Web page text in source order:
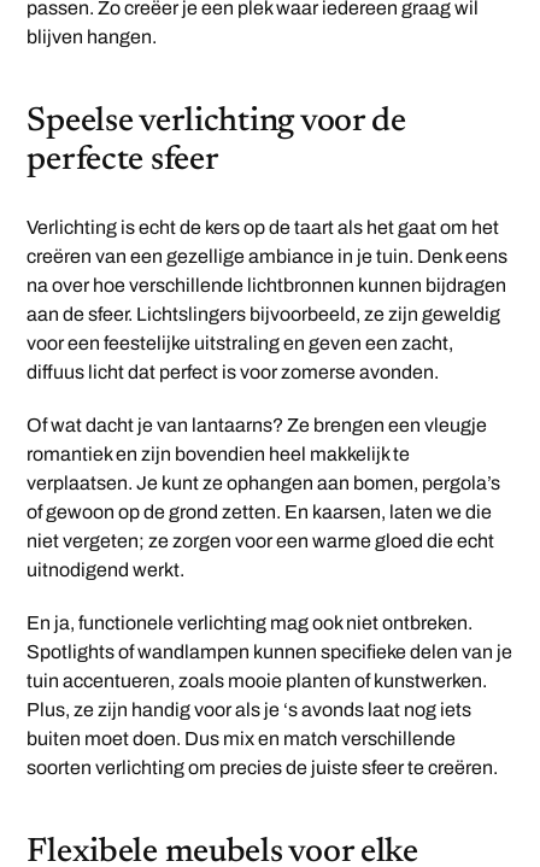
passen. Zo creëer je een plek waar iedereen graag wil
blijven hangen.
Speelse verlichting voor de
perfecte sfeer
Verlichting is echt de kers op de taart als het gaat om het
creëren van een gezellige ambiance in je tuin. Denk eens
na over hoe verschillende lichtbronnen kunnen bijdragen
aan de sfeer. Lichtslingers bijvoorbeeld, ze zijn geweldig
voor een feestelijke uitstraling en geven een zacht,
diffuus licht dat perfect is voor zomerse avonden.
Of wat dacht je van lantaarns? Ze brengen een vleugje
romantiek en zijn bovendien heel makkelijk te
verplaatsen. Je kunt ze ophangen aan bomen, pergola’s
of gewoon op de grond zetten. En kaarsen, laten we die
niet vergeten; ze zorgen voor een warme gloed die echt
uitnodigend werkt.
En ja, functionele verlichting mag ook niet ontbreken.
Spotlights of wandlampen kunnen specifieke delen van je
tuin accentueren, zoals mooie planten of kunstwerken.
Plus, ze zijn handig voor als je ‘s avonds laat nog iets
buiten moet doen. Dus mix en match verschillende
soorten verlichting om precies de juiste sfeer te creëren.
Flexibele meubels voor elke